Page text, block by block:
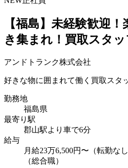
【福島】未経験歓迎
き集まれ！買取スタッ
アンドトランク株式会社
好きな物に囲まれて働く買取スタ
勤務地
福島県
最寄り駅
郡山駅より車で6分
給与
月給23万6,500円〜（転勤な
（総合職）